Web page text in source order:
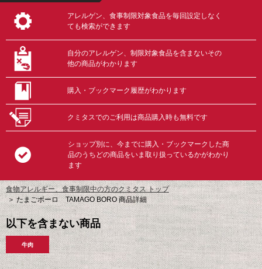
アレルゲン、食事制限対象食品を毎回設定しなく
ても検索ができます
自分のアレルゲン、制限対象食品を含まないその
他の商品がわかります
購入・ブックマーク履歴がわかります
クミタスでのご利用は商品購入時も無料です
ショップ別に、今までに購入・ブックマークした商
品のうちどの商品をいま取り扱っているかがわかり
ます
食物アレルギー、食事制限中の方のクミタス トップ
＞たまごボーロ TAMAGO BORO 商品詳細
以下を含まない商品
牛肉